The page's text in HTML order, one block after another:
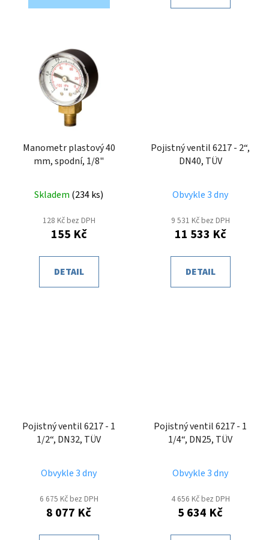
Manometr plastový 40
mm, spodní, 1/8"
Skladem (234 ks)
128 Kč bez DPH
155 Kč
DETAIL
Pojistný ventil 6217 - 2“,
DN40, TÜV
Obvykle 3 dny
9 531 Kč bez DPH
11 533 Kč
DETAIL
Pojistný ventil 6217 - 1
1/2“, DN32, TÜV
Obvykle 3 dny
6 675 Kč bez DPH
8 077 Kč
Pojistný ventil 6217 - 1
1/4“, DN25, TÜV
Obvykle 3 dny
4 656 Kč bez DPH
5 634 Kč